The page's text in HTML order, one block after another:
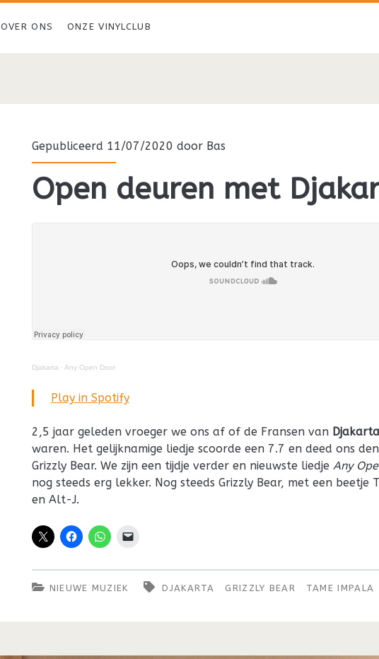
OVER ONS ONZE VINYLCLUB
Gepubliceerd 11/07/2020 door Bas
Open deuren met
Djakarta · Any Open Door
Play in Spotify
2,5 jaar geleden vroeger we ons af of de Fransen van Djakarta
waren. Het gelijknamige liedje scoorde een 7.7 en deed ons
Grizzly Bear. We zijn een tijdje verder en nieuwste liedje Any
nog steeds erg lekker. Nog steeds Grizzly Bear, met een beetje
en Alt-J.
NIEUWE MUZIEK DJAKARTA GRIZZLY BEAR TAME IMPALA